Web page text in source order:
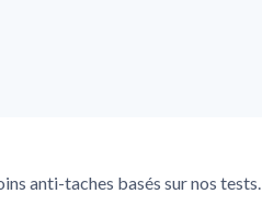
anti-taches basés sur nos tests.